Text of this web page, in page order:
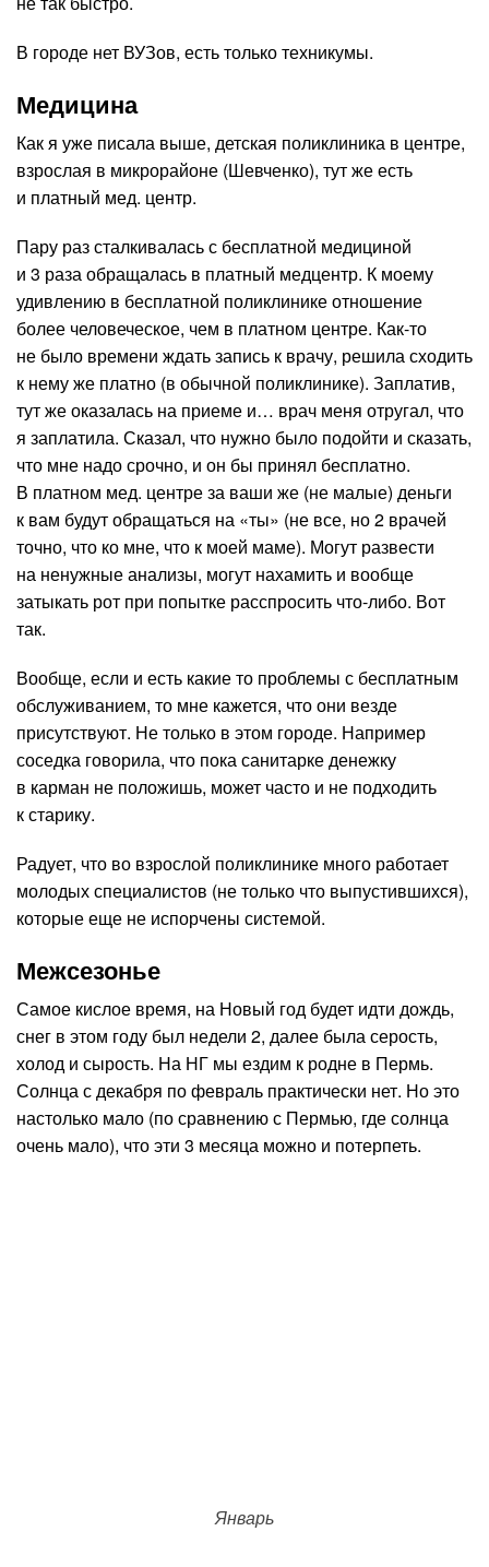
В городе нет ВУЗов, есть только техникумы.
Медицина
Как я уже писала выше, детская поликлиника в центре,
взрослая в микрорайоне (Шевченко), тут же есть
и платный мед. центр.
Пару раз сталкивалась с бесплатной медициной
и 3 раза обращалась в платный медцентр. К моему
удивлению в бесплатной поликлинике отношение
более человеческое, чем в платном центре. Как-то
не было времени ждать запись к врачу, решила сходить
к нему же платно (в обычной поликлинике). Заплатив,
тут же оказалась на приеме и… врач меня отругал, что
я заплатила. Сказал, что нужно было подойти и сказать,
что мне надо срочно, и он бы принял бесплатно.
В платном мед. центре за ваши же (не малые) деньги
к вам будут обращаться на «ты» (не все, но 2 врачей
точно, что ко мне, что к моей маме). Могут развести
на ненужные анализы, могут нахамить и вообще
затыкать рот при попытке расспросить что-либо. Вот
так.
Вообще, если и есть какие то проблемы с бесплатным
обслуживанием, то мне кажется, что они везде
присутствуют. Не только в этом городе. Например
соседка говорила, что пока санитарке денежку
в карман не положишь, может часто и не подходить
к старику.
Радует, что во взрослой поликлинике много работает
молодых специалистов (не только что выпустившихся),
которые еще не испорчены системой.
Межсезонье
Самое кислое время, на Новый год будет идти дождь,
снег в этом году был недели 2, далее была серость,
холод и сырость. На НГ мы ездим к родне в Пермь.
Солнца с декабря по февраль практически нет. Но это
настолько мало (по сравнению с Пермью, где солнца
очень мало), что эти 3 месяца можно и потерпеть.
Январь